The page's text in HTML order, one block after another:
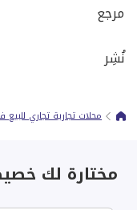
مرجع
نُشِر
محلات تجارية تجاري
مختارة لك